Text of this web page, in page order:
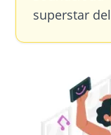
superstar